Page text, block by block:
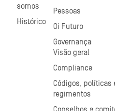
somos
Histórico
Pessoas
Oi Futuro
Governança
Visão geral
Compliance
Códigos, políticas
regimentos
Conselhos e